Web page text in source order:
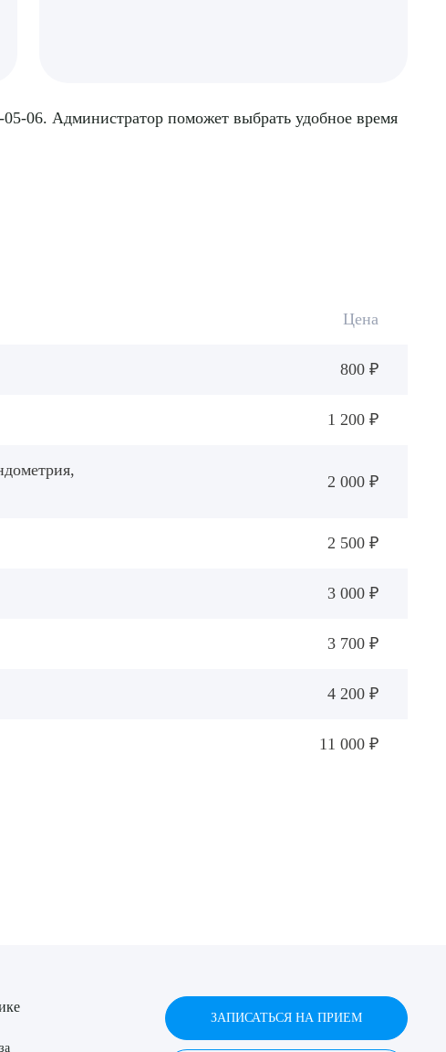
06. Администратор поможет выбрать удобное время
Цена
800 ₽
1 200 ₽
2 000 ₽
2 500 ₽
3 000 ₽
3 700 ₽
4 200 ₽
11 000 ₽
ЗАПИСАТЬСЯ НА ПРИЕМ